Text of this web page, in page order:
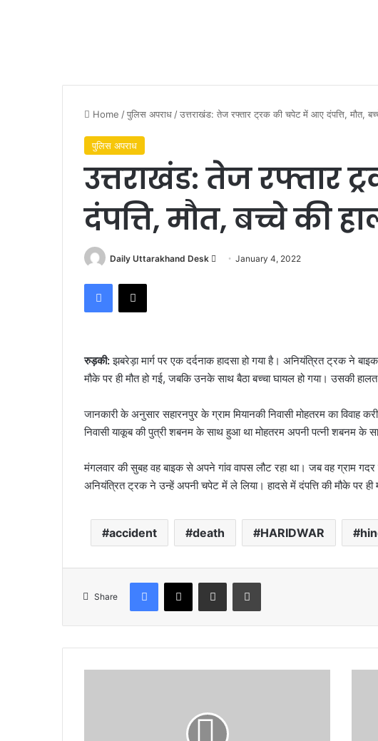
Home /पुलिस अपराध /उत्तराखंड: तेज रफ्तार ट्रक की चपेट में आए दंपत्ति, मौत,
पुलिस अपराध
उत्तराखंड: तेज रफ्तार
दंपत्ति, मौत, बच्चे की
Daily Uttarakhand Desk
SendJanuary 4, 2022
Facebook
X
रुड़की:झबरेड़ा मार्ग पर एक दर्दनाक हादसा हो गया है। अनियंत्रित ट्रक ने
मौके पर ही मौत हो गई, जबकि उनके साथ बैठा बच्चा घायल हो गया। उसकी
जानकारी के अनुसार सहारनपुर के ग्राम मियानकी निवासी मोहतरम का विवाह
निवासी याकूब की पुत्री शबनम के साथ हुआ था मोहतरम अपनी पत्नी शबनम
मंगलवार की सुबह वह बाइक से अपने गांव वापस लौट रहा था। जब वह ग्राम
अनियंत्रित ट्रक ने उन्हें अपनी चपेट में ले लिया। हादसे में दंपत्ति की मौके पर ही
accident death HARIDWAR
Share
Facebook
X Share via Email Print